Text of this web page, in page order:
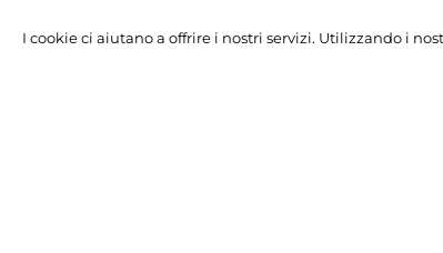
I cookie ci aiutano a offrire i nostri servizi. Utilizzando i